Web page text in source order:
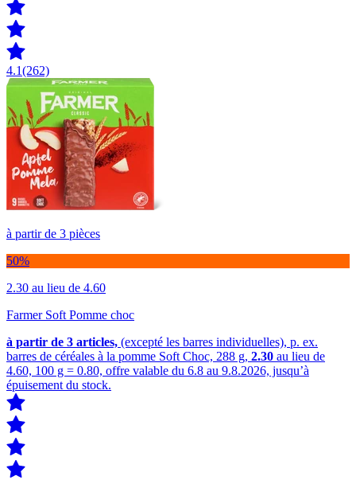
4.1(262)
à partir de 3 pièces
50%
2.30 au lieu de 4.60
Farmer Soft Pomme choc
à partir de 3 articles, (excepté les barres individuelles), p. ex.
barres de céréales à la pomme Soft Choc, 288 g, 2.30 au lieu de
4.60, 100 g = 0.80, offre valable du 6.8 au 9.8.2026, jusqu’à
épuisement du stock.